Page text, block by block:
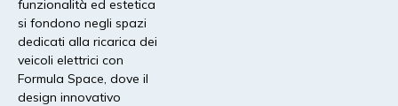
CableGuard®
Guaina protettiva per cavi con marcatura forense
integrata per scoraggiare i furti e garantire il corretto
funzionamento dei caricabatterie.
funzionalità ed estetica
si fondono negli spazi
dedicati alla ricarica dei
veicoli elettrici con
Formula Space, dove il
design innovativo